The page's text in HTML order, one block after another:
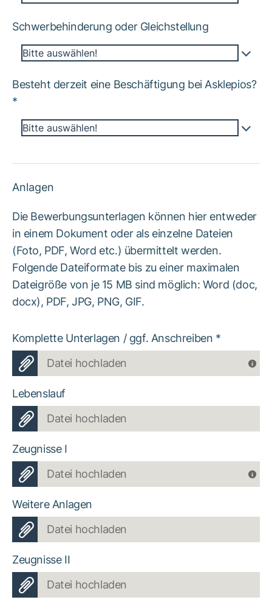
Schwerbehinderung oder Gleichstellung
Bitte auswählen!
Besteht derzeit eine Beschäftigung bei Asklepios?
*
Bitte auswählen!
Anlagen
Die Bewerbungsunterlagen können hier entweder
in einem Dokument oder als einzelne Dateien
(Foto, PDF, Word etc.) übermittelt werden.
Folgende Dateiformate bis zu einer maximalen
Dateigröße von je 15 MB sind möglich: Word (doc,
docx), PDF, JPG, PNG, GIF.
Komplette Unterlagen / ggf. Anschreiben *
Datei hochladen
Lebenslauf
Datei hochladen
Zeugnisse I
Datei hochladen
Weitere Anlagen
Datei hochladen
Zeugnisse II
Datei hochladen